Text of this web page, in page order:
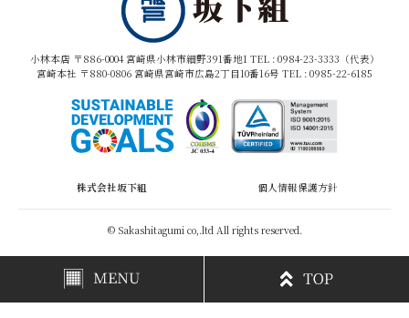
小林本店 〒886-0004 宮崎県小林市細野391番地1 TEL : 0984-23-3333（代表）
宮崎本社 〒880-0806 宮崎県宮崎市広島2丁目10番16号 TEL : 0985-22-6185
株式会社坂下組 個人情報保護方針
© Sakashitagumi co,.ltd All rights reserved.